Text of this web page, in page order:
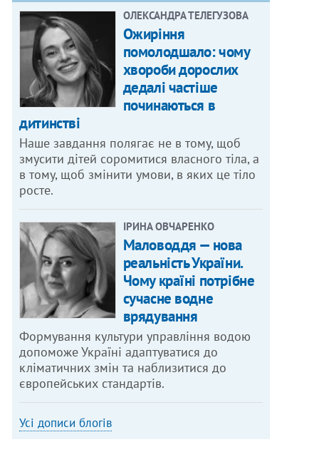
ОЛЕКСАНДРА ТЕЛЕГУЗОВА
Ожиріння
помолодшало: чому
хвороби дорослих
дедалі частіше
починаються в
дитинстві
Наше завдання полягає не в тому, щоб
змусити дітей соромитися власного тіла, а
в тому, щоб змінити умови, в яких це тіло
росте.
ІРИНА ОВЧАРЕНКО
Маловоддя — нова
реальність України.
Чому країні потрібне
сучасне водне
врядування
Формування культури управління водою
допоможе Україні адаптуватися до
кліматичних змін та наблизитися до
європейських стандартів.
Усі дописи блогів